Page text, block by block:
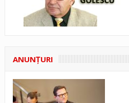
ANUNŢURI